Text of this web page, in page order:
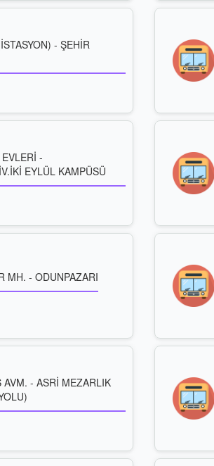
- ŞEHİR
-
EYLÜL KAMPÜSÜ
MH. - ODUNPAZARI
AVM. - ASRİ MEZARLIK